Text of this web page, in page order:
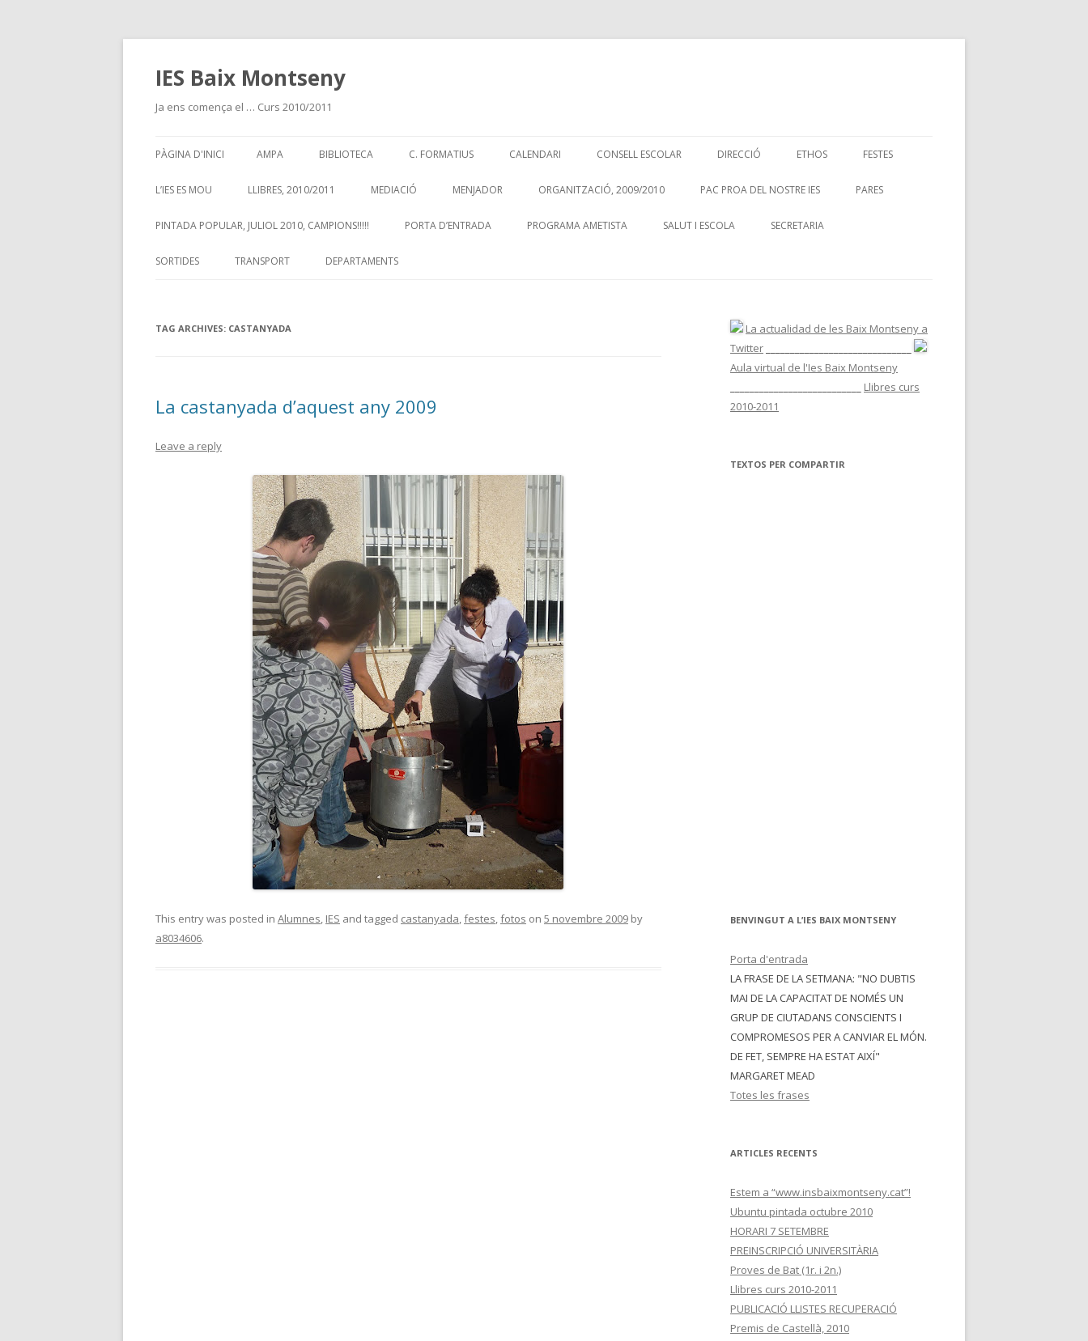
IES Baix Montseny
Ja ens comença el … Curs 2010/2011
to
PÀGINA D'INICI AMPA BIBLIOTECA C. FORMATIUS CALENDARI CONSELL ESCOLAR DIRECCIÓ ETHOS FESTES
L’IES ES MOU LLIBRES, 2010/2011 MEDIACIÓ MENJADOR ORGANITZACIÓ, 2009/2010 PAC PROA DEL NOSTRE IES PARES
PINTADA POPULAR, JULIOL 2010, CAMPIONS!!!!! PORTA D’ENTRADA PROGRAMA AMETISTA SALUT I ESCOLA SECRETARIA
SORTIDES TRANSPORT DEPARTAMENTS
TAG ARCHIVES: CASTANYADA
La castanyada d’aquest any 2009
Leave a reply
This entry was posted in Alumnes, IES and tagged castanyada,festes,fotos on 5 novembre 2009 by
a8034606.
La actualidad de les Baix Montseny a
Twitter
Aula virtual de l'Ies Baix Montseny
Llibres curs
2010-2011
TEXTOS PER COMPARTIR
BENVINGUT A L’IES BAIX MONTSENY
Porta d'entrada
LA FRASE DE LA SETMANA: "NO DUBTIS
MAI DE LA CAPACITAT DE NOMÉS UN
GRUP DE CIUTADANS CONSCIENTS I
COMPROMESOS PER A CANVIAR EL MÓN.
DE FET, SEMPRE HA ESTAT AIXÍ"
MARGARET MEAD
Totes les frases
ARTICLES RECENTS
Estem a “www.insbaixmontseny.cat”!
Ubuntu pintada octubre 2010
HORARI 7 SETEMBRE
PREINSCRIPCIÓ UNIVERSITÀRIA
Proves de Bat (1r. i 2n.)
Llibres curs 2010-2011
PUBLICACIÓ LLISTES RECUPERACIÓ
Premis de Castellà, 2010